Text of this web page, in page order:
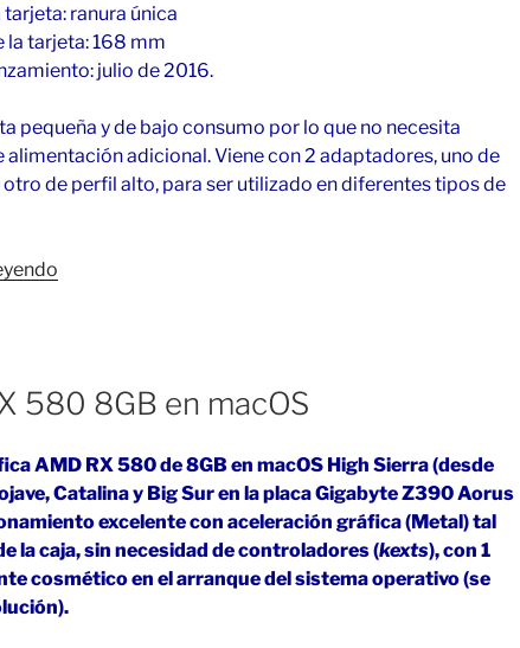
ranura única
la tarjeta: 168 mm
julio de 2016.
pequeña y de bajo consumo por lo que no necesita
alimentación adicional. Viene con 2 adaptadores, uno de
de perfil alto, para ser utilizado en diferentes tipos de
Big
580 8GB en macOS
AMD RX 580 de 8GB en macOS High Sierra (desde
Catalina y Big Sur en la placa Gigabyte Z390 Aorus
excelente con aceleración gráfica (Metal) tal
la caja, sin necesidad de controladores (kexts), con 1
cosmético en el arranque del sistema operativo (se